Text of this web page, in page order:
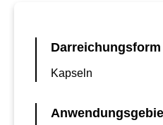
Darreichungsform
Kapseln